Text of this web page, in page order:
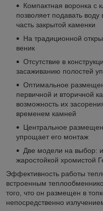
Компактная воронка с
позволяет подавать
часть закрытой каменки
На традиционной
веник
Отсутствие в
засаживанию полостей
Оптимальное
первичной и вторичной
возможность их
временем камней
Центральное
упрощает его монтаж
Две модели на выбор:
жаростойкой хромистой
Эффективность работы
встроенным
того, что он размещен в
непосредственно